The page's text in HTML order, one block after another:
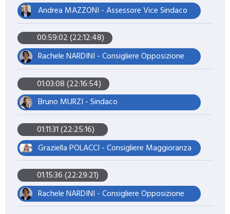
Andrea MAZZONI - Assessore Vice Sindaco
00:59:02 (22:12:48)
Rachele NARDINI - Consigliere Opposizione
01:03:08 (22:16:54)
Bruno MURZI - Sindaco
01:11:31 (22:25:16)
Graziella POLACCI - Consigliere Maggioranza
01:15:36 (22:29:21)
Rachele NARDINI - Consigliere Opposizione